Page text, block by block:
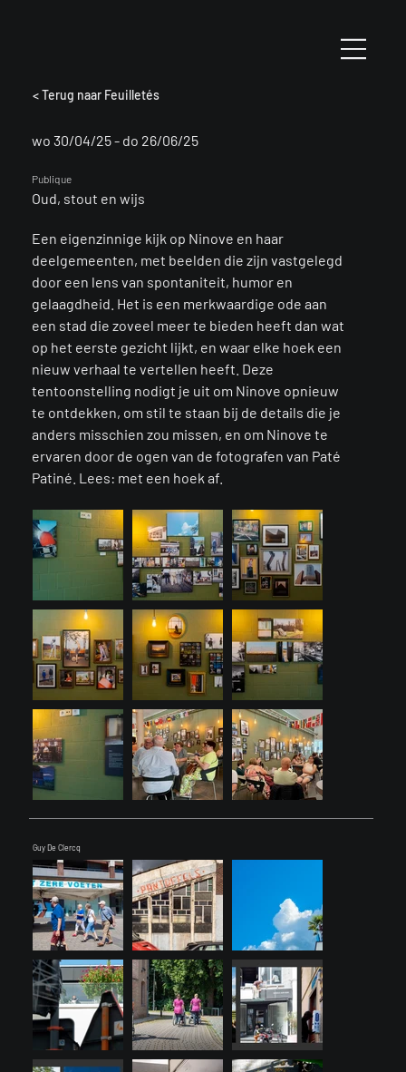
< Terug naar Feuilletés
wo 30/04/25 - do 26/06/25
Publique
Oud, stout en wijs
Een eigenzinnige kijk op Ninove en haar
deelgemeenten, met beelden die zijn vastgelegd
door een lens van spontaniteit, humor en
gelaagdheid. Het is een merkwaardige ode aan
een stad die zoveel meer te bieden heeft dan wat
op het eerste gezicht lijkt, en waar elke hoek een
nieuw verhaal te vertellen heeft. Deze
tentoonstelling nodigt je uit om Ninove opnieuw
te ontdekken, om stil te staan bij de details die je
anders misschien zou missen, en om Ninove te
ervaren door de ogen van de fotografen van Paté
Patiné. Lees: met een hoek af.
Guy De Clercq